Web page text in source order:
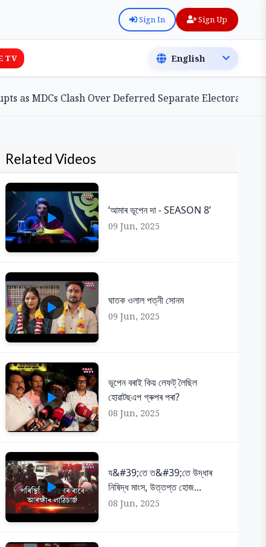
Sign In Sign Up
TV
MDCs Clash Over Deferred Separate Electoral Roll Bill
Related Videos
‘আমাৰ ভূপেন দা - SEASON 8’
09 Jun, 2025
ঘাতক ওলাল পত্নী সোনম
09 Jun, 2025
ভূপেন বৰাই কিয় লেফট্ লৈছিল
হোৱাটছএপ গ্ৰুপৰ পৰা?
08 Jun, 2025
য&#39;তে ত&#39;তে উদ্ধাৰ
নিষিদ্ধ মাংস, উত্তপ্ত হোজ...
08 Jun, 2025